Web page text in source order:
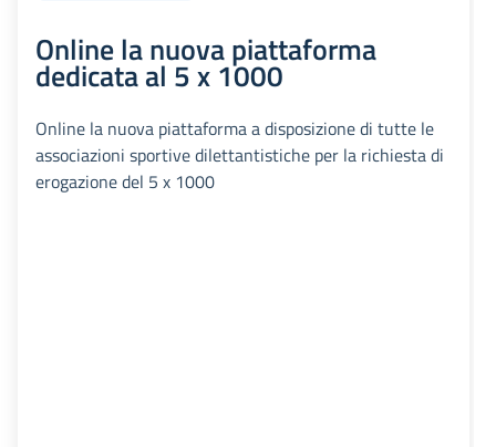
Online la nuova piattaforma
dedicata al 5 x 1000
Online la nuova piattaforma a disposizione di tutte le
associazioni sportive dilettantistiche per la richiesta di
erogazione del 5 x 1000